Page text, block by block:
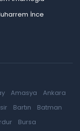
İnce
Amasya
Ankara
Bartın
Batman
Bursa